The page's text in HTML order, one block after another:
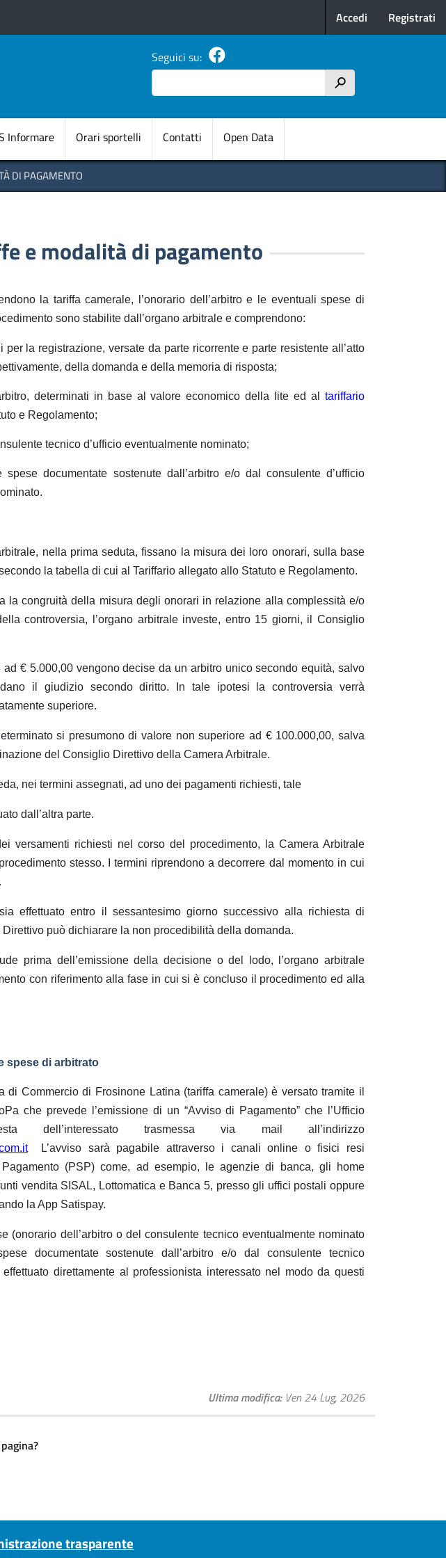
Menu profilo
Accedi Registrati
Seguici su:
Cerca
h
principale
Informare Orari sportelli Contatti Open Data
DI PAGAMENTO
e modalità di pagamento
la tariffa camerale, l’onorario dell’arbitro e le eventuali spese di
sono stabilite dall’organo arbitrale e comprendono:
per la registrazione, versate da parte ricorrente e parte resistente all’atto
della domanda e della memoria di risposta;
determinati in base al valore economico della lite ed al tariffario
e Regolamento;
tecnico d’ufficio eventualmente nominato;
documentate sostenute dall’arbitro e/o dal consulente d’ufficio
nella prima seduta, fissano la misura dei loro onorari, sulla base
la tabella di cui al Tariffario allegato allo Statuto e Regolamento.
la congruità della misura degli onorari in relazione alla complessità e/o
controversia, l’organo arbitrale investe, entro 15 giorni, il Consiglio
ad € 5.000,00 vengono decise da un arbitro unico secondo equità, salvo
il giudizio secondo diritto. In tale ipotesi la controversia verrà
superiore.
si presumono di valore non superiore ad € 100.000,00, salva
del Consiglio Direttivo della Camera Arbitrale.
nei termini assegnati, ad uno dei pagamenti richiesti, tale
dall’altra parte.
versamenti richiesti nel corso del procedimento, la Camera Arbitrale
stesso. I termini riprendono a decorrere dal momento in cui
effettuato entro il sessantesimo giorno successivo alla richiesta di
può dichiarare la non procedibilità della domanda.
prima dell’emissione della decisione o del lodo, l’organo arbitrale
con riferimento alla fase in cui si è concluso il procedimento ed alla
spese di arbitrato
di Commercio di Frosinone Latina (tariffa camerale) è versato tramite il
che prevede l’emissione di un “Avviso di Pagamento” che l’Ufficio
dell’interessato trasmessa via mail all’indirizzo
L’avviso sarà pagabile attraverso i canali online o fisici resi
(PSP) come, ad esempio, le agenzie di banca, gli home
vendita SISAL, Lottomatica e Banca 5, presso gli uffici postali oppure
la App Satispay.
(onorario dell’arbitro o del consulente tecnico eventualmente nominato
documentate sostenute dall’arbitro e/o dal consulente tecnico
direttamente al professionista interessato nel modo da questi
Ultima modifica Ven 24 Lug, 2026
trasparente